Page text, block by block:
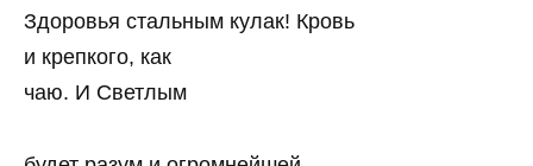
Здоровья стальным кулак! Кровь
и крепкого, как
чаю. И Светлым